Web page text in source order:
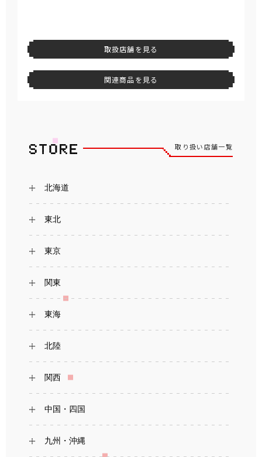
取扱店舗を見る
関連商品を見る
取り扱い店舗一覧
北海道
東北
東京
関東
東海
北陸
関西
中国・四国
九州・沖縄